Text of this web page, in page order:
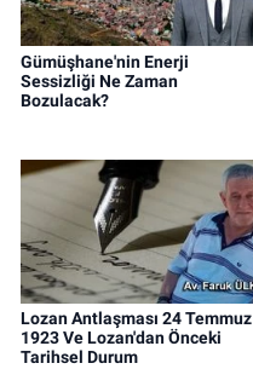
Gümüşhane'nin Enerji
Sessizliği Ne Zaman
Bozulacak?
Lozan Antlaşması 24 Temmuz
1923 Ve Lozan'dan Önceki
Tarihsel Durum